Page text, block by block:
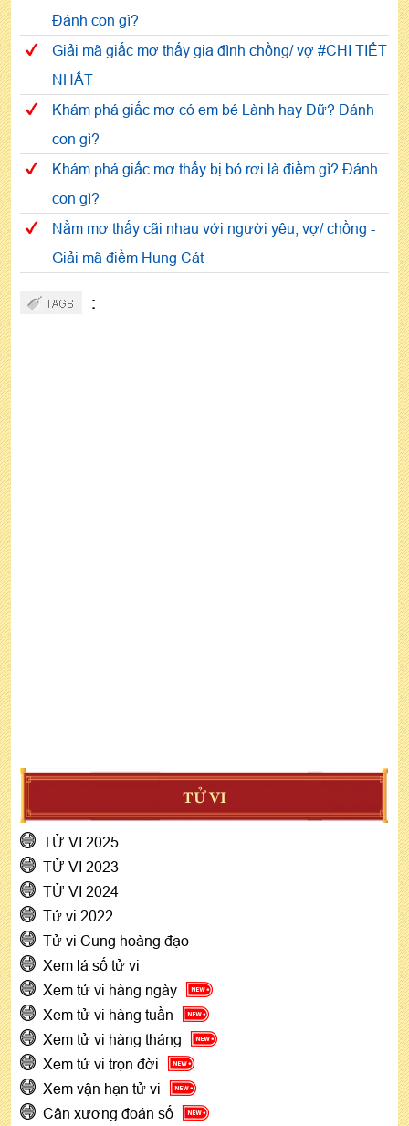
Đánh con gì?
Giải mã giấc mơ thấy gia đình chồng/ vợ #CHI TIẾT
NHẤT
Khám phá giấc mơ có em bé Lành hay Dữ? Đánh
con gì?
Khám phá giấc mơ thấy bị bỏ rơi là điềm gì? Đánh
con gì?
Nằm mơ thấy cãi nhau với người yêu, vợ/ chồng -
Giải mã điềm Hung Cát
:
TỬ VI
TỬ VI 2025
TỬ VI 2023
TỬ VI 2024
Tử vi 2022
Tử vi Cung hoàng đạo
Xem lá số tử vi
Xem tử vi hàng ngày
Xem tử vi hàng tuần
Xem tử vi hàng tháng
Xem tử vi trọn đời
Xem vận hạn tử vi
Cân xương đoán số